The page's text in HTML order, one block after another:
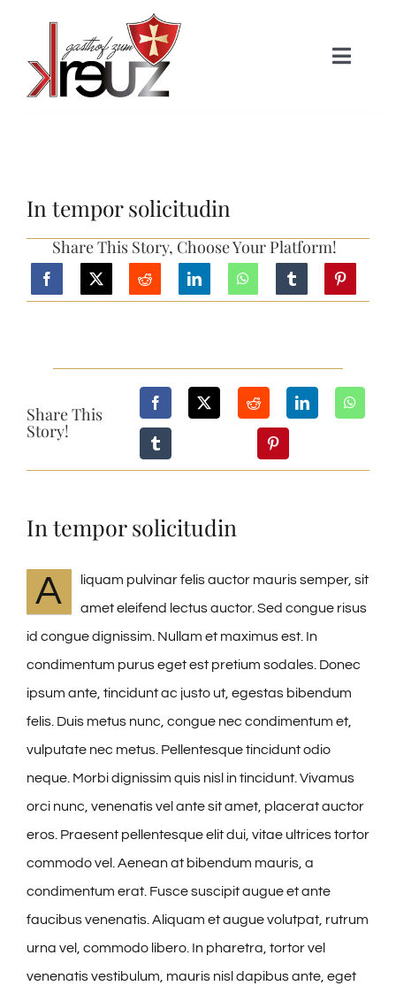
content
Toggle
Zimmer
Gastronomie
Kontakt
Datenschutzerklärung
In tempor solicitudin
Share This Story, Choose Your Platform!
Share This
Story!
In tempor solicitudin
A
liquam pulvinar felis auctor mauris semper, sit
amet eleifend lectus auctor. Sed congue risus
id congue dignissim. Nullam et maximus est. In
condimentum purus eget est pretium sodales. Donec
ipsum ante, tincidunt ac justo ut, egestas bibendum
felis. Duis metus nunc, congue nec condimentum et,
vulputate nec metus. Pellentesque tincidunt odio
neque. Morbi dignissim quis nisl in tincidunt. Vivamus
orci nunc, venenatis vel ante sit amet, placerat auctor
eros. Praesent pellentesque elit dui, vitae ultrices tortor
commodo vel. Aenean at bibendum mauris, a
condimentum erat. Fusce suscipit augue et ante
faucibus venenatis. Aliquam et augue volutpat, rutrum
urna vel, commodo libero. In pharetra, tortor vel
venenatis vestibulum, mauris nisl dapibus ante, eget